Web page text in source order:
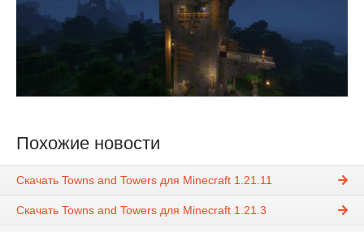
Похожие новости
Скачать Towns and Towers для Minecraft 1.21.11
Скачать Towns and Towers для Minecraft 1.21.3